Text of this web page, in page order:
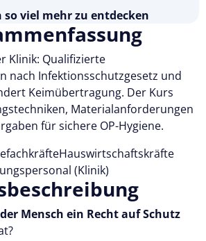
so viel mehr zu entdecken
14 Tage kostenlos.
Kostenlos testen
Klinik: Qualifizierte
nach Infektionsschutzgesetz und
Keimübertragung. Der Kurs
Materialanforderungen
für sichere OP-Hygiene.
Hauswirtschaftskräfte
(Klinik)
Mensch ein Recht auf Schutz